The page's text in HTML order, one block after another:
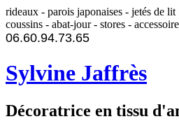
rideaux - parois japonaises - jetés de lit
coussins - abat-jour - stores -
06.60.94.73.65
Sylvine Jaffrès
Décoratrice en tissu